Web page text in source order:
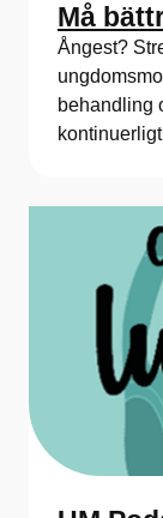
Må
Ångest?
behandling